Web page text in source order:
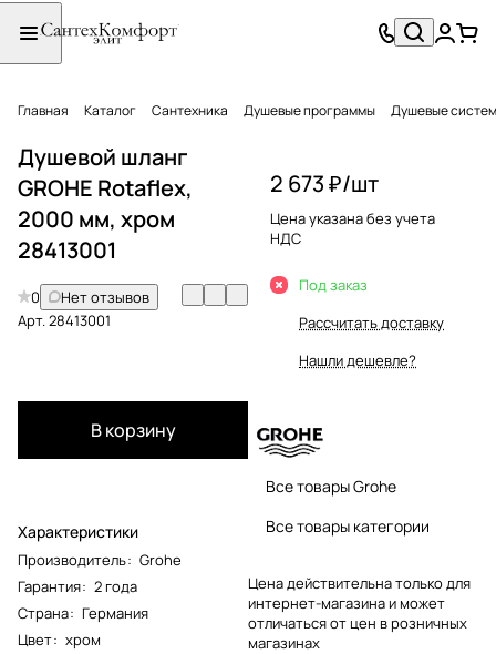
Главная Каталог Сантехника Душевые программы Душевые
Душевой шланг
GROHE Rotaflex,
2000 мм, хром
28413001
0
Нет отзывов
Арт.28413001
В корзину
Характеристики
Производитель: Grohe
Гарантия: 2 года
Страна: Германия
Цвет: хром
2 673 ₽/шт
Цена указана без учета
НДС
Под заказ
Рассчитать доставку
Нашли дешевле?
Все товары Grohe
Все товары категории
Цена действительна только для
интернет-магазина и может
отличаться от цен в розничных
магазинах